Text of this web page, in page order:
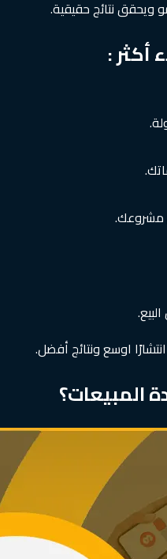
نتائج حقيقية.
أكثر :
مشروعك.
اوسع ونتائج أفضل.
المبيعات؟